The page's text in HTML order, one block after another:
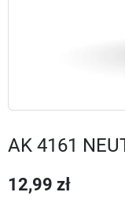
AK 4161
12,99 zł